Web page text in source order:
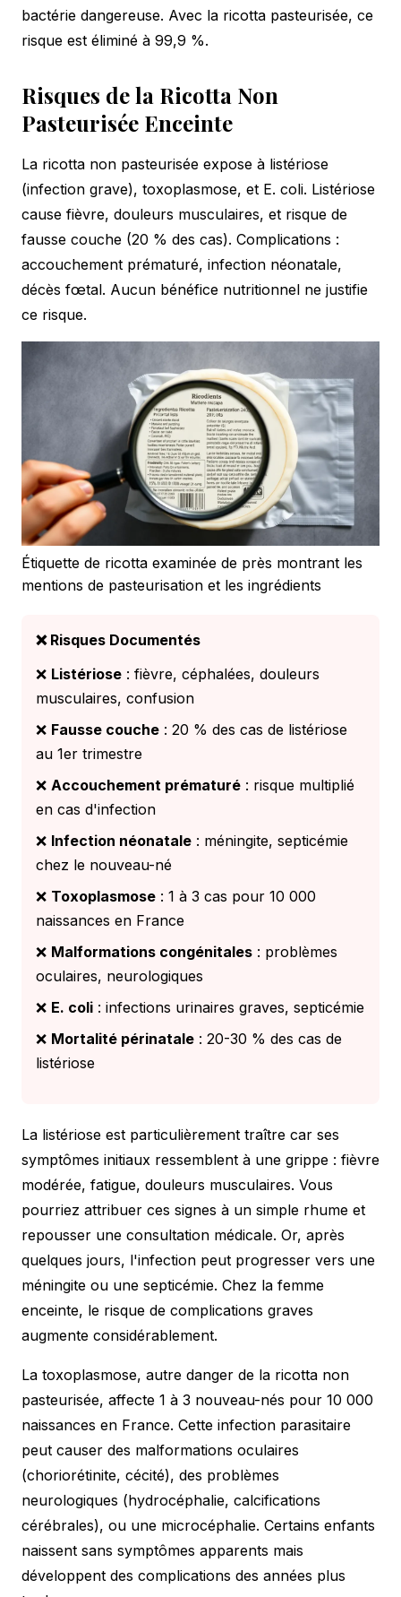
bactérie dangereuse. Avec la ricotta pasteurisée, ce
risque est éliminé à 99,9 %.
Risques de la Ricotta Non
Pasteurisée Enceinte
La ricotta non pasteurisée expose à listériose
(infection grave), toxoplasmose, et E. coli. Listériose
cause fièvre, douleurs musculaires, et risque de
fausse couche (20 % des cas). Complications :
accouchement prématuré, infection néonatale,
décès fœtal. Aucun bénéfice nutritionnel ne justifie
ce risque.
Étiquette de ricotta examinée de près montrant les
mentions de pasteurisation et les ingrédients
❌ Risques Documentés
❌ Listériose : fièvre, céphalées, douleurs
musculaires, confusion
❌ Fausse couche : 20 % des cas de listériose
au 1er trimestre
❌ Accouchement prématuré : risque multiplié
en cas d'infection
❌ Infection néonatale : méningite, septicémie
chez le nouveau-né
❌ Toxoplasmose : 1 à 3 cas pour 10 000
naissances en France
❌ Malformations congénitales : problèmes
oculaires, neurologiques
❌ E. coli : infections urinaires graves, septicémie
❌ Mortalité périnatale : 20-30 % des cas de
listériose
La listériose est particulièrement traître car ses
symptômes initiaux ressemblent à une grippe : fièvre
modérée, fatigue, douleurs musculaires. Vous
pourriez attribuer ces signes à un simple rhume et
repousser une consultation médicale. Or, après
quelques jours, l'infection peut progresser vers une
méningite ou une septicémie. Chez la femme
enceinte, le risque de complications graves
augmente considérablement.
La toxoplasmose, autre danger de la ricotta non
pasteurisée, affecte 1 à 3 nouveau-nés pour 10 000
naissances en France. Cette infection parasitaire
peut causer des malformations oculaires
(choriorétinite, cécité), des problèmes
neurologiques (hydrocéphalie, calcifications
cérébrales), ou une microcéphalie. Certains enfants
naissent sans symptômes apparents mais
développent des complications des années plus